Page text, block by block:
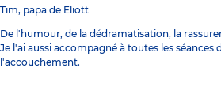
Tim, papa de Eliott
De l'humour, de la dédramatisation, la
Je l'ai aussi accompagné à toutes les séances
l'accouchement.